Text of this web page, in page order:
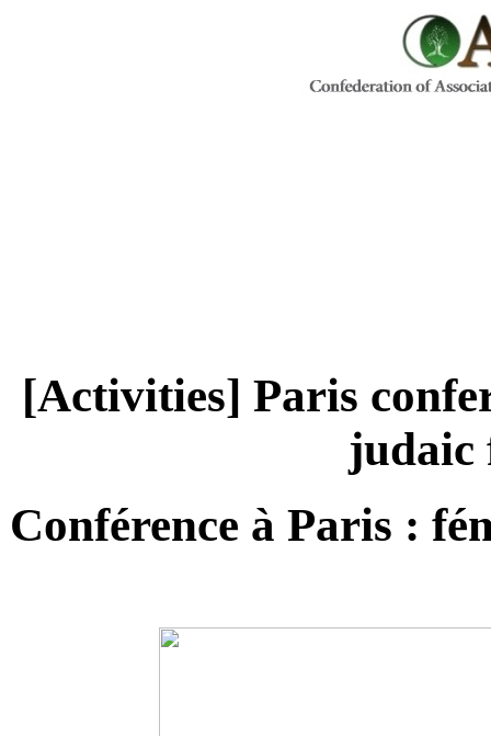
[Activities] Paris
judaic
Conférence à Paris :